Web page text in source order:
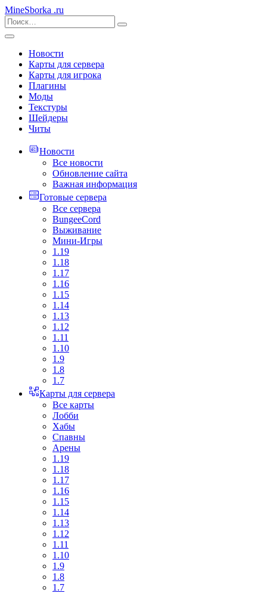
MineSborka .ru
Новости
Карты для сервера
Карты для игрока
Плагины
Моды
Текстуры
Шейдеры
Читы
Новости
Все новости
Обновление сайта
Важная информация
Готовые сервера
Все сервера
BungeeCord
Выживание
Мини-Игры
1.19
1.18
1.17
1.16
1.15
1.14
1.13
1.12
1.11
1.10
1.9
1.8
1.7
Карты для сервера
Все карты
Лобби
Хабы
Спавны
Арены
1.19
1.18
1.17
1.16
1.15
1.14
1.13
1.12
1.11
1.10
1.9
1.8
1.7